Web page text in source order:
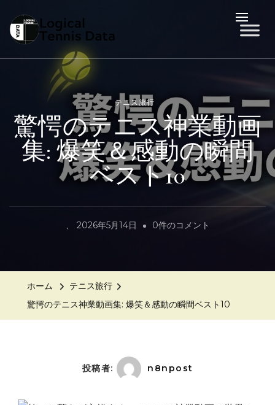
LTD
Logical Tennis Data
テニス旅行
驚愕のテニス神業動画
集: 爆笑＆感動の瞬間
ベスト10
、 2026年5月14日
驚
動
0件のコメント
ホーム
テニス旅行
驚愕のテニス神業動画集: 爆笑＆感動の瞬間ベスト10
投稿者: n8npost